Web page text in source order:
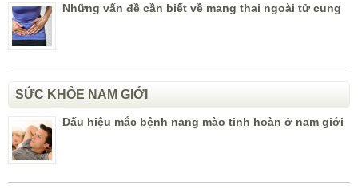
Những vấn đề cần biết về mang thai ngoài tử cung
SỨC KHỎE NAM GIỚI
Dấu hiệu mắc bệnh nang mào tinh hoàn ở nam giới